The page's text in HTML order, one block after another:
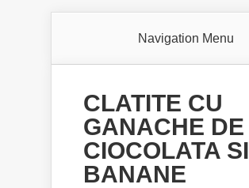
Navigation Menu
CLATITE CU
GANACHE DE
CIOCOLATA SI
BANANE